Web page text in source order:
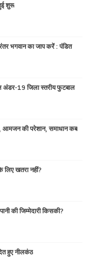
शुरू
भगवान का जाप करें : पंडित
अंडर-19 जिला स्तरीय फुटबाल
आमजन की परेशान, समाधान कब
लिए खतरा नहीं?
की जिम्मेदारी किसकी?
हुए नीलकंठ